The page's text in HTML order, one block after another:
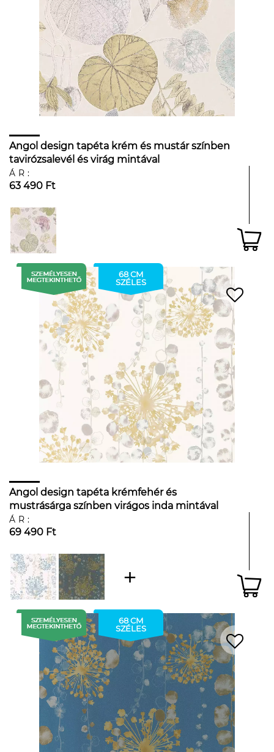
Angol design tapéta krém és mustár színben
tavirózsalevél és virág mintával
ÁR:
63 490 Ft
68 CM
SZÉLES
Angol design tapéta krémfehér és
mustrásárga színben virágos inda mintával
ÁR:
69 490 Ft
68 CM
SZÉLES